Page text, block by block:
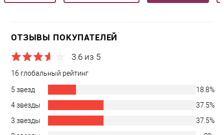
ОТЗЫВЫ ПОКУПАТЕЛЕЙ
3.6 из 5
16 глобальный рейтинг
5 звезд
18.8%
4 звезды
37.5%
3 звезды
37.5%